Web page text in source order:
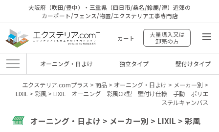
大阪府（吹田/豊中）・三重県（四日市/桑名/鈴鹿/津）近郊の
カーポート/フェンス/物置/エクステリア工事専門店
カート
大量購入又は
卸売の方
オーニング・日よけ 独立タイプ 壁付けタイプ
エクステリア.comプラス > 商品> オーニング・日よけ > メーカー別 >
LIXIL> 彩風> LIXIL オーニング 彩風CR型 壁付け仕様 手動 ポリエ
ステルキャンバス
オーニング・日よけ > メーカー別 > LIXIL > 彩風